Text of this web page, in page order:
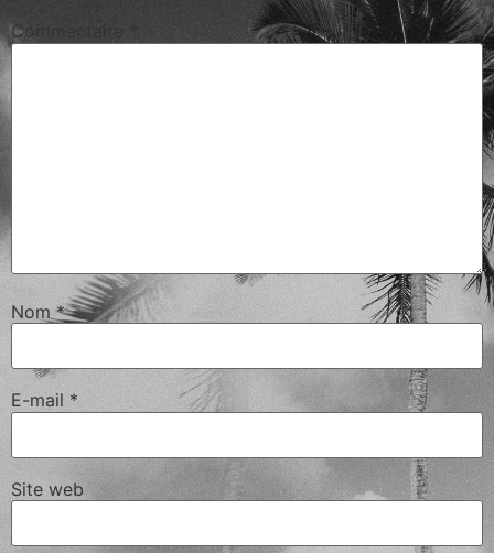
Commentaire
Nom*
E-mail *
Site web